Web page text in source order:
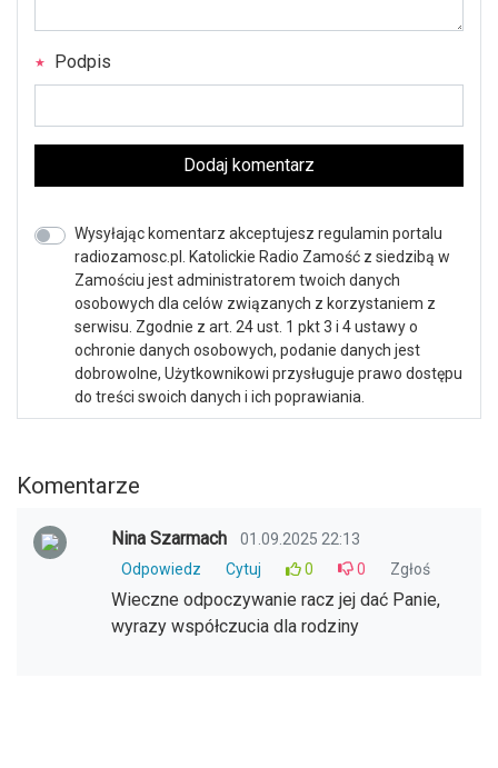
Podpis
Dodaj komentarz
Wysyłając komentarz akceptujesz regulamin portalu
radiozamosc.pl. Katolickie Radio Zamość z siedzibą w
Zamościu jest administratorem twoich danych
osobowych dla celów związanych z korzystaniem z
serwisu. Zgodnie z art. 24 ust. 1 pkt 3 i 4 ustawy o
ochronie danych osobowych, podanie danych jest
dobrowolne, Użytkownikowi przysługuje prawo dostępu
do treści swoich danych i ich poprawiania.
Komentarze
Nina Szarmach
01.09.2025 22:13
Odpowiedz
Cytuj 0 0 Zgłoś
Wieczne odpoczywanie racz jej dać Panie,
wyrazy współczucia dla rodziny